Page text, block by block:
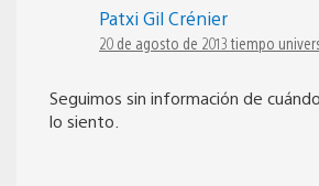
Patxi Gil Crénier
20 de agosto de 2013 tiempo
Seguimos sin información de
lo siento.